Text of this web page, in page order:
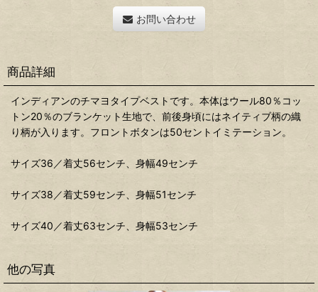
お問い合わせ
商品詳細
インディアンのチマヨタイプベストです。本体はウール80％コッ
トン20％のブランケット生地で、前後身頃にはネイティブ柄の織
り柄が入ります。フロントボタンは50セントイミテーション。
サイズ36／着丈56センチ、身幅49センチ
サイズ38／着丈59センチ、身幅51センチ
サイズ40／着丈63センチ、身幅53センチ
他の写真